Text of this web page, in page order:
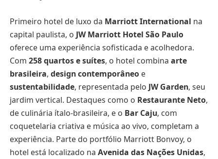
Primeiro hotel de luxo da Marriott International na
capital paulista, o JW Marriott Hotel São Paulo
oferece uma experiência sofisticada e acolhedora.
Com 258 quartos e suítes, o hotel combina arte
brasileira, design contemporâneo e
sustentabilidade, representada pelo JW Garden, seu
jardim vertical. Destaques como o Restaurante Neto,
de culinária ítalo-brasileira, e o Bar Caju, com
coquetelaria criativa e música ao vivo, completam a
experiência. Parte do portfólio Marriott Bonvoy, o
hotel está localizado na Avenida das Nações Unidas,